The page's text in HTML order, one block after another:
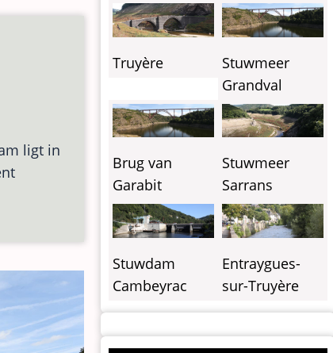
ligt in
Truyère
Stuwmeer
Grandval
Brug van
Garabit
Stuwmeer
Sarrans
Stuwdam
Cambeyrac
Entraygues-
sur-Truyère